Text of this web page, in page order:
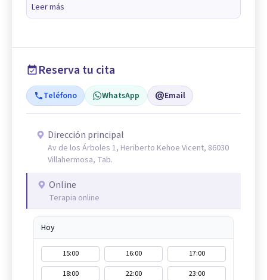
Leer más
Reserva tu cita
Teléfono WhatsApp Email
Dirección principal
Av de los Árboles 1, Heriberto Kehoe Vicent, 86030
Villahermosa, Tab.
Online
Terapia online
Hoy
15:00 16:00
17:00
18:00
22:00 23:00